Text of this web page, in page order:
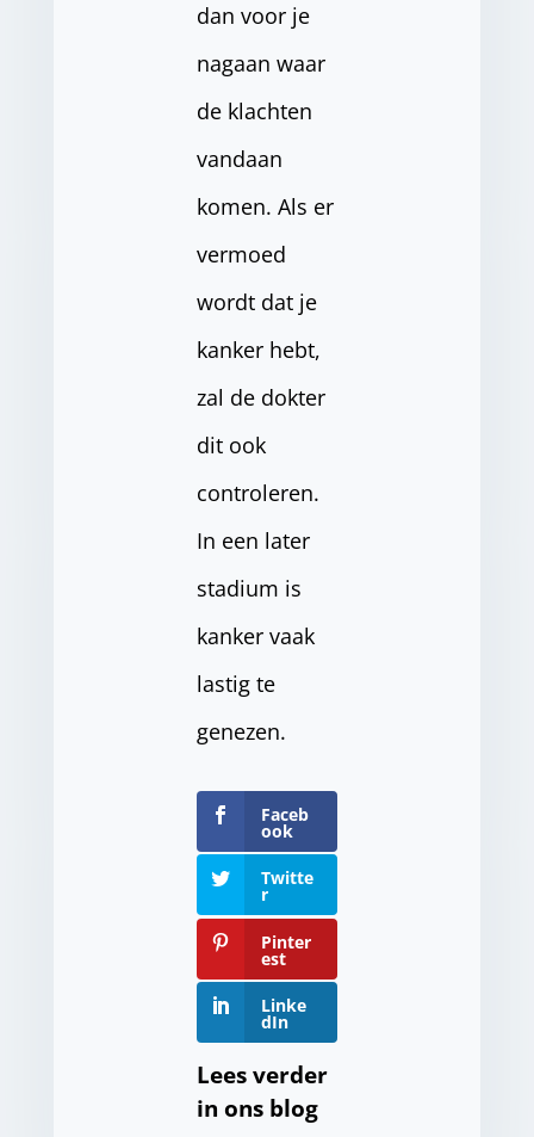
dan voor je
nagaan waar
de klachten
vandaan
komen. Als er
vermoed
wordt dat je
kanker hebt,
zal de dokter
dit ook
controleren.
In een later
stadium is
kanker vaak
lastig te
genezen.
Faceb
ook
Twitte
r
Pinter
est
Linke
dIn
Lees verder
in ons blog